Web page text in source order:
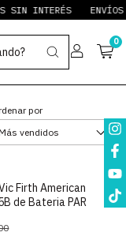
INTERÉS ENVÍOS
0
por
Firth American
de Bateria PAR